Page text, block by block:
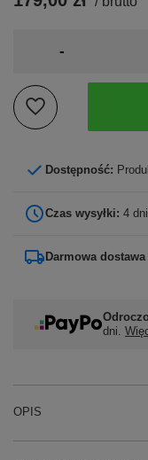
-
Dostępność:
Czas wysyłki: 4 dni
Darmowa
dni.
OPIS